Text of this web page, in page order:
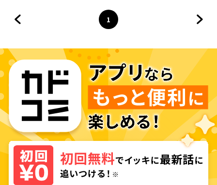
ページ
1
へ